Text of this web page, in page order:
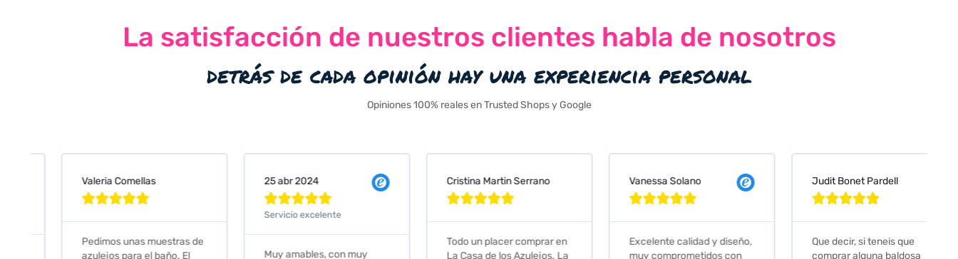
La satisfacción de nuestros clientes habla de nosotros
detrás de cada opinión hay una experiencia personal
Opiniones 100% reales en Trusted Shops y Google
Valeria Comellas

Pedimos unas muestras de
azulejos para el baño. El
25 abr 2024

Servicio excelente
Muy amables, con muy
Cristina Martin Serrano

Todo un placer comprar en
La Casa de los Azulejos. La
Vanessa Solano

Excelente calidad y diseño,
muy comprometidos con
Judit Bonet Pardell

Que decir, si teneis que
comprar alguna baldosa